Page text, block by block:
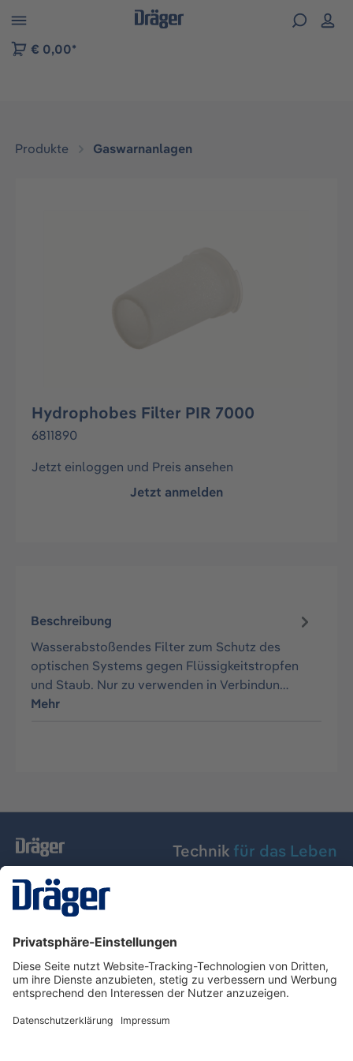
der B2B-Plattform springen
€ 0,00*
Produkte Gaswarnanlagen
Hydrophobes Filter PIR 7000
6811890
Jetzt einloggen und Preis ansehen
Jetzt anmelden
Beschreibung
Wasserabstoßendes Filter zum Schutz des
optischen Systems gegen Flüssigkeitstropfen
und Staub. Nur zu verwenden in Verbindun…
Mehr
Technik für das Leben
Dräger Austria GmbH
Über Dräger
Informationen